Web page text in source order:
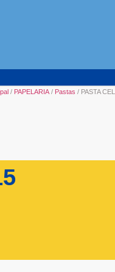
/ PAPELARIA / Pastas / PASTA